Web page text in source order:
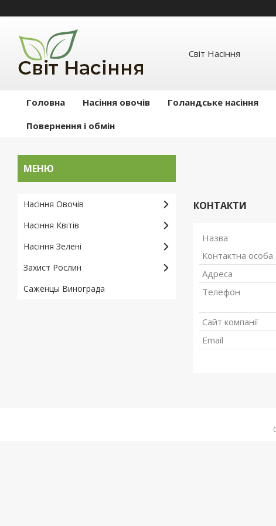
Світ Насіння
Головна Насіння овочів Голандське насіння
Повернення і обмін
КОНТАКТИ
Насіння Овочів
Насіння Квітів
Насіння Зелені
Захист Рослин
Саженцы Винограда